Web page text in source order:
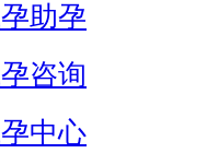
助孕
咨询
中心